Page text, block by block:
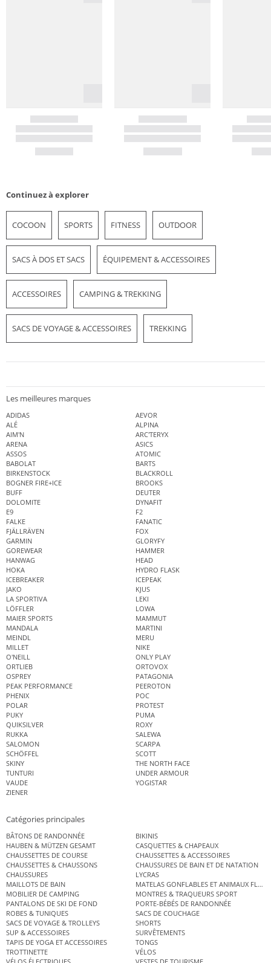
Continuez à explorer
COCOON SPORTS FITNESS OUTDOOR
SACS À DOS ET SACS ÉQUIPEMENT & ACCESSOIRES
ACCESSOIRES CAMPING & TREKKING
SACS DE VOYAGE & ACCESSOIRES TREKKING
Les meilleures marques
ADIDAS
AEVOR
ALÉ
ALPINA
AIM'N
ARC'TERYX
ARENA
ASICS
ASSOS
ATOMIC
BABOLAT
BARTS
BIRKENSTOCK
BLACKROLL
BOGNER FIRE+ICE
BROOKS
BUFF
DEUTER
DOLOMITE
DYNAFIT
E9
F2
FALKE
FANATIC
FJÄLLRÄVEN
FOX
GARMIN
GLORYFY
GOREWEAR
HAMMER
HANWAG
HEAD
HOKA
HYDRO FLASK
ICEBREAKER
ICEPEAK
JAKO
KJUS
LA SPORTIVA
LEKI
LÖFFLER
LOWA
MAIER SPORTS
MAMMUT
MANDALA
MARTINI
MEINDL
MERU
MILLET
NIKE
O'NEILL
ONLY PLAY
ORTLIEB
ORTOVOX
OSPREY
PATAGONIA
PEAK PERFORMANCE
PEEROTON
PHENIX
POC
POLAR
PROTEST
PUKY
PUMA
QUIKSILVER
ROXY
RUKKA
SALEWA
SALOMON
SCARPA
SCHÖFFEL
SCOTT
SKINY
THE NORTH FACE
TUNTURI
UNDER ARMOUR
VAUDE
YOGISTAR
ZIENER
Catégories principales
BÂTONS DE RANDONNÉE
BIKINIS
HAUBEN & MÜTZEN GESAMT
CASQUETTES & CHAPEAUX
CHAUSSETTES DE COURSE
CHAUSSETTES & ACCESSOIRES
CHAUSSETTES & CHAUSSONS
CHAUSSURES DE BAIN ET DE NATATION
CHAUSSURES
LYCRAS
MAILLOTS DE BAIN
MATELAS GONFLABLES ET ANIMAUX
MOBILIER DE CAMPING
MONTRES & TRAQUEURS SPORT
PANTALONS DE SKI DE FOND
PORTE-BÉBÉS DE RANDONNÉE
ROBES & TUNIQUES
SACS DE COUCHAGE
SACS DE VOYAGE & TROLLEYS
SHORTS
SUP & ACCESSOIRES
SURVÊTEMENTS
TAPIS DE YOGA ET ACCESSOIRES
TONGS
TROTTINETTE
VÉLOS